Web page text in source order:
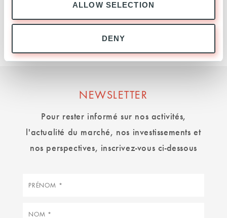
ALLOW SELECTION
DENY
NEWSLETTER
Pour rester informé sur nos activités,
l'actualité du marché, nos investissements et
nos perspectives, inscrivez-vous ci-dessous
Prénom
Nom